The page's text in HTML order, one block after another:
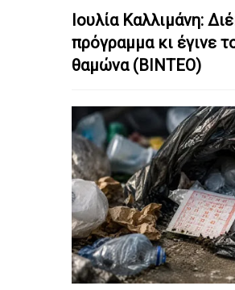
Ιουλία Καλλιμάνη:
πρόγραμμα κι έγινε
θαμώνα (ΒΙΝΤΕΟ)